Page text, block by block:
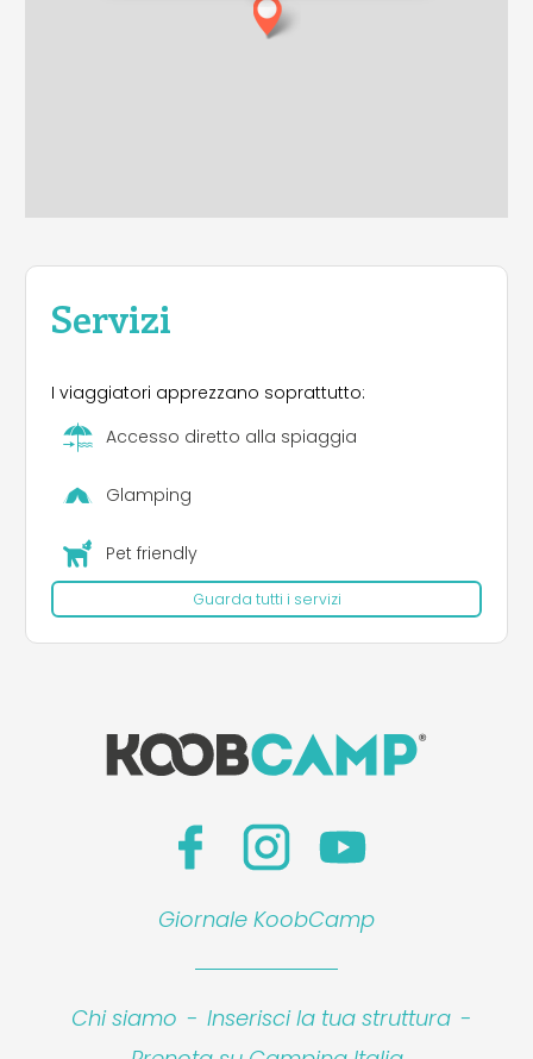
Servizi
I viaggiatori apprezzano soprattutto:
Accesso diretto alla spiaggia
Glamping
Pet friendly
Guarda tutti i servizi
Giornale KoobCamp
Chi siamo - Inserisci la tua struttura -